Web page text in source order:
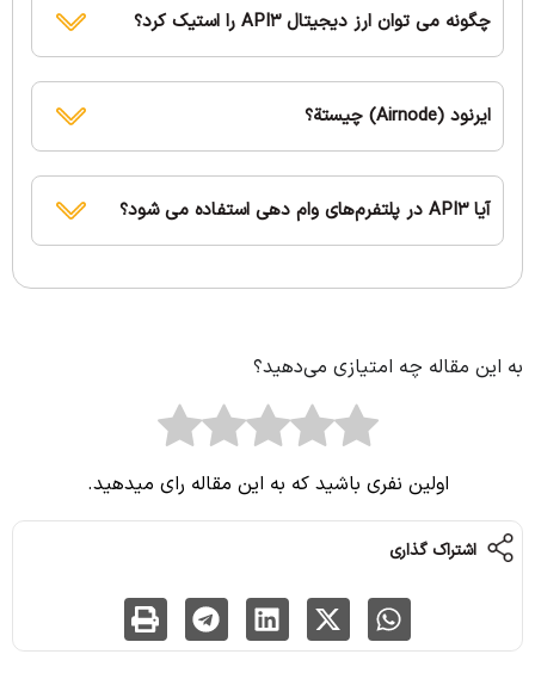
چگونه می توان ارز دیجیتال API3 را استیک کرد؟
ایرنود (Airnode) چیستة؟
آیا API3 در پلتفرم‌های وام دهی استفاده می شود؟
به این مقاله چه امتیازی می‌دهید؟
اولین نفری باشید که به این مقاله رای میدهید.
اشتراک گذاری